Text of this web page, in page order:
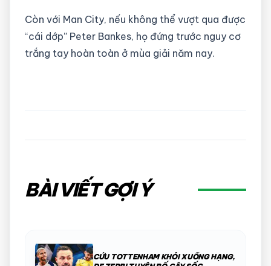
Còn với Man City, nếu không thể vượt qua được
“cái dớp” Peter Bankes, họ đứng trước nguy cơ
trắng tay hoàn toàn ở mùa giải năm nay.
BÀI VIẾT GỢI Ý
CỨU TOTTENHAM KHỎI XUỐNG HẠNG,